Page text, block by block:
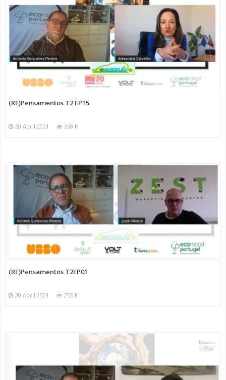
(RE)Pensamentos T2 EP15
20 Abril 2021 268 K
(RE)Pensamentos T2EP01
20 Abril 2021 256 K